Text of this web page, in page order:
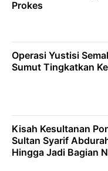
Prokes
Operasi Yustisi
Sumut Tingkatkan
Kisah Kesultanan
Sultan Syarif
Hingga Jadi Bagian